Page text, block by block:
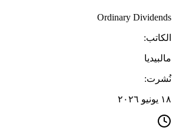
Ordinary Dividends
الكاتب:
مالبيديا
نُشرت:
١٨ يونيو ٢٠٢٦